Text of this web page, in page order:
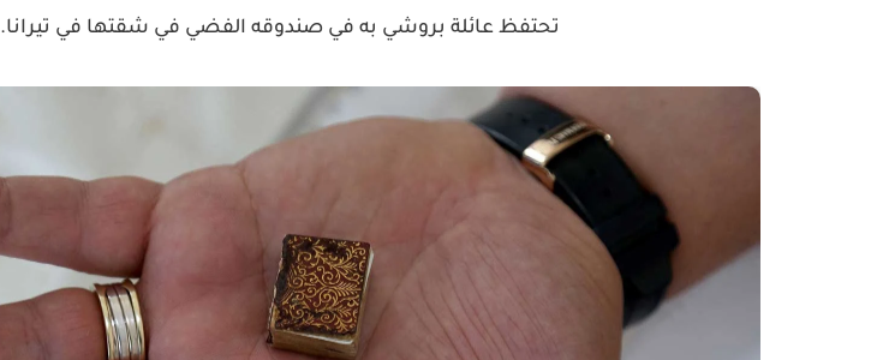
تحتفظ عائلة بروشي به في صندوقه الفضي في شقتها في تيرانا.